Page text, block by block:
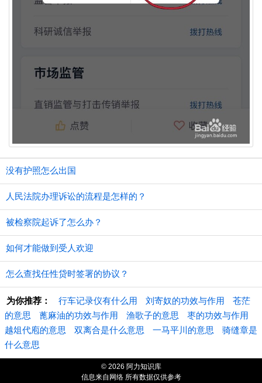
没有护照怎么出国
人民法院办理诉讼的流程是怎样的？
被检察院起诉了怎么办？
如何才能做到受人欢迎
怎么查找任性贷时签署的协议？
为你推荐： 行车记录仪有什么用 刘寄奴的功效与作用
苍茫
的意思
蓖麻油的功效与作用 渔歌子的意思
枣的功效与作用
越俎代庖的意思
双离合是什么意思 一马平川的意思
骑缝章是
什么意思
© 2026 阿力知识库
信息来自网络 所有数据仅供参考